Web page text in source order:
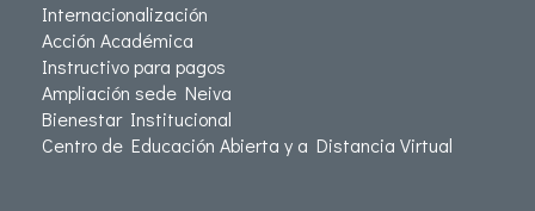
Internacionalización
Acción Académica
Instructivo para pagos
Ampliación sede Neiva
Bienestar Institucional
Centro de Educación Abierta y a Distancia Virtual